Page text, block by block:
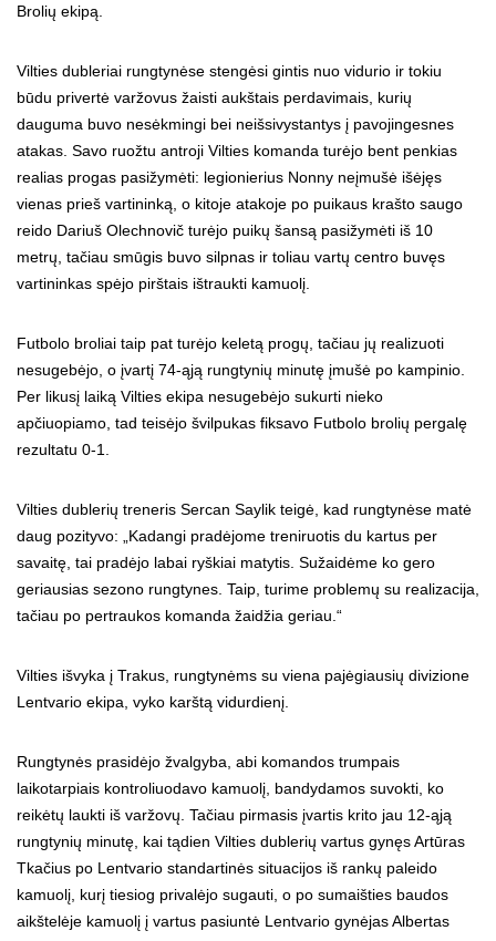
Brolių ekipą.
Vilties dubleriai rungtynėse stengėsi gintis nuo vidurio ir tokiu
būdu privertė varžovus žaisti aukštais perdavimais, kurių
dauguma buvo nesėkmingi bei neišsivystantys į pavojingesnes
atakas. Savo ruožtu antroji Vilties komanda turėjo bent penkias
realias progas pasižymėti: legionierius Nonny neįmušė išėjęs
vienas prieš vartininką, o kitoje atakoje po puikaus krašto saugo
reido Dariuš Olechnovič turėjo puikų šansą pasižymėti iš 10
metrų, tačiau smūgis buvo silpnas ir toliau vartų centro buvęs
vartininkas spėjo pirštais ištraukti kamuolį.
Futbolo broliai taip pat turėjo keletą progų, tačiau jų realizuoti
nesugebėjo, o įvartį 74-ąją rungtynių minutę įmušė po kampinio.
Per likusį laiką Vilties ekipa nesugebėjo sukurti nieko
apčiuopiamo, tad teisėjo švilpukas fiksavo Futbolo brolių pergalę
rezultatu 0-1.
Vilties dublerių treneris Sercan Saylik teigė, kad rungtynėse matė
daug pozityvo: „Kadangi pradėjome treniruotis du kartus per
savaitę, tai pradėjo labai ryškiai matytis. Sužaidėme ko gero
geriausias sezono rungtynes. Taip, turime problemų su realizacija,
tačiau po pertraukos komanda žaidžia geriau.“
Vilties išvyka į Trakus, rungtynėms su viena pajėgiausių divizione
Lentvario ekipa, vyko karštą vidurdienį.
Rungtynės prasidėjo žvalgyba, abi komandos trumpais
laikotarpiais kontroliuodavo kamuolį, bandydamos suvokti, ko
reikėtų laukti iš varžovų. Tačiau pirmasis įvartis krito jau 12-ąją
rungtynių minutę, kai tądien Vilties dublerių vartus gynęs Artūras
Tkačius po Lentvario standartinės situacijos iš rankų paleido
kamuolį, kurį tiesiog privalėjo sugauti, o po sumaišties baudos
aikštelėje kamuolį į vartus pasiuntė Lentvario gynėjas Albertas